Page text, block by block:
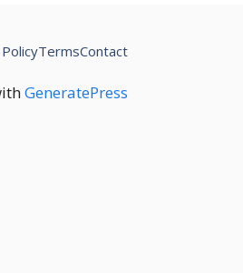
GeneratePress
TermsContact